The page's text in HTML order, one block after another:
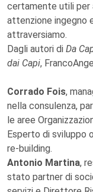
certamente utili per
attenzione ingegno
attraversiamo.
Dagli autori di Da
dai Capi,
Corrado Fois,
nella consulenza,
le aree
Esperto di sviluppo
re-building.
Antonio Martina,
stato partner di